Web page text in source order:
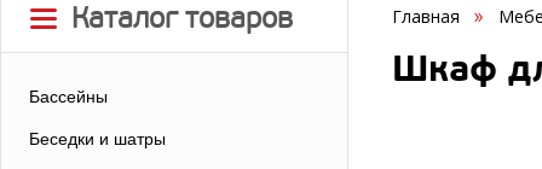
Каталог товаров
Бассейны
Беседки и шатры
Главная
Шкаф